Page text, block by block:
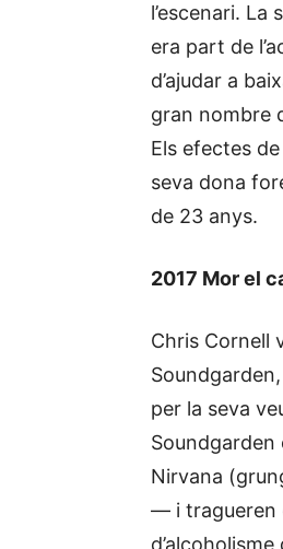
l’escenari.
era part de
d’ajudar a
gran nombre
Els efectes
seva dona
de 23 anys.
2017 Mor el
Chris Cornell
per la seva
Soundgarden
Nirvana
— i tragueren